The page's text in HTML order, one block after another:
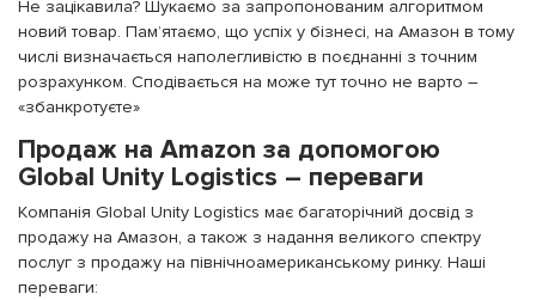
Не зацікавила? Шукаємо за запропонованим алгоритмом
новий товар. Пам’ятаємо, що успіх у бізнесі, на Амазон в тому
числі визначається наполегливістю в поєднанні з точним
розрахунком. Сподівається на може тут точно не варто –
«збанкротуєте»
Продаж на Amazon за допомогою
Global Unity Logistics – переваги
Компанія Global Unity Logistics має багаторічний досвід з
продажу на Амазон, а також з надання великого спектру
послуг з продажу на північноамериканському ринку. Наші
переваги: